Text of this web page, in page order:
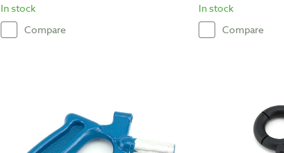
In stock
Compare
In stock
Compare